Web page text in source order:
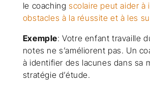
le coaching scolaire peut aider à
obstacles à la réussite et à les
Exemple: Votre enfant travaille
notes ne s’améliorent pas. Un
à identifier des lacunes dans sa
stratégie d’étude.